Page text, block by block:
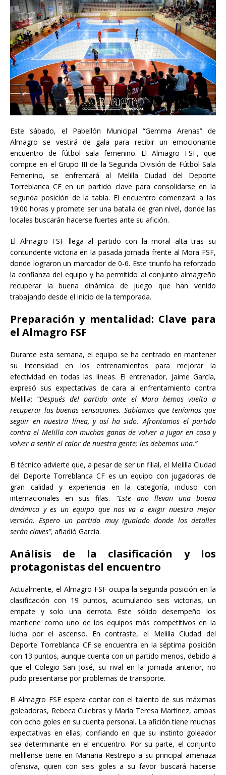
Este sábado, el Pabellón Municipal “Gemma Arenas” de
Almagro se vestirá de gala para recibir un emocionante
encuentro de fútbol sala femenino. El Almagro FSF, que
compite en el Grupo III de la Segunda División de Fútbol Sala
Femenino, se enfrentará al Melilla Ciudad del Deporte
Torreblanca CF en un partido clave para consolidarse en la
segunda posición de la tabla. El encuentro comenzará a las
19:00 horas y promete ser una batalla de gran nivel, donde las
locales buscarán hacerse fuertes ante su afición.
El Almagro FSF llega al partido con la moral alta tras su
contundente victoria en la pasada jornada frente al Mora FSF,
donde lograron un marcador de 0-6. Este triunfo ha reforzado
la confianza del equipo y ha permitido al conjunto almagreño
recuperar la buena dinámica de juego que han venido
trabajando desde el inicio de la temporada.
Preparación y mentalidad: Clave para
el Almagro FSF
Durante esta semana, el equipo se ha centrado en mantener
su intensidad en los entrenamientos para mejorar la
efectividad en todas las líneas. El entrenador, Jaime García,
expresó sus expectativas de cara al enfrentamiento contra
Melilla: “Después del partido ante el Mora hemos vuelto a
recuperar las buenas sensaciones. Sabíamos que teníamos que
seguir en nuestra línea, y así ha sido. Afrontamos el partido
contra el Melilla con muchas ganas de volver a jugar en casa y
volver a sentir el calor de nuestra gente; les debemos una.”
El técnico advierte que, a pesar de ser un filial, el Melilla Ciudad
del Deporte Torreblanca CF es un equipo con jugadoras de
gran calidad y experiencia en la categoría, incluso con
internacionales en sus filas. “Este año llevan una buena
dinámica y es un equipo que nos va a exigir nuestra mejor
versión. Espero un partido muy igualado donde los detalles
serán claves”, añadió García.
Análisis de la clasificación y los
protagonistas del encuentro
Actualmente, el Almagro FSF ocupa la segunda posición en la
clasificación con 19 puntos, acumulando seis victorias, un
empate y solo una derrota. Este sólido desempeño los
mantiene como uno de los equipos más competitivos en la
lucha por el ascenso. En contraste, el Melilla Ciudad del
Deporte Torreblanca CF se encuentra en la séptima posición
con 13 puntos, aunque cuenta con un partido menos, debido a
que el Colegio San José, su rival en la jornada anterior, no
pudo presentarse por problemas de transporte.
El Almagro FSF espera contar con el talento de sus máximas
goleadoras, Rebeca Culebras y María Teresa Martínez, ambas
con ocho goles en su cuenta personal. La afición tiene muchas
expectativas en ellas, confiando en que su instinto goleador
sea determinante en el encuentro. Por su parte, el conjunto
melillense tiene en Mariana Restrepo a su principal amenaza
ofensiva, quien con seis goles a su favor buscará hacerse